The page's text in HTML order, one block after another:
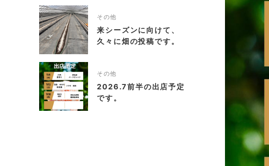
その他
来シーズンに向けて、
久々に畑の投稿です。
その他
2026.7前半の出店予定
です。